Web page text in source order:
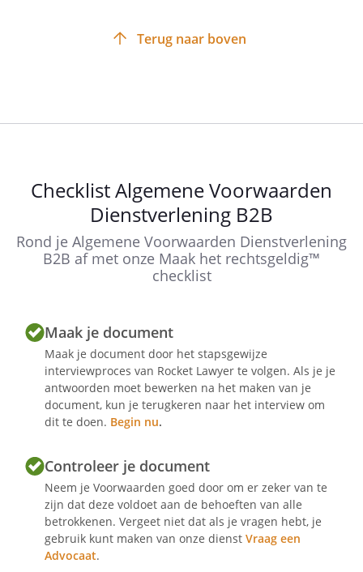
Terug naar boven
Checklist Algemene Voorwaarden
Dienstverlening B2B
Rond je Algemene Voorwaarden Dienstverlening
B2B af met onze Maak het rechtsgeldig™
checklist
Maak je document
Maak je document door het stapsgewijze
interviewproces van Rocket Lawyer te volgen. Als je je
antwoorden moet bewerken na het maken van je
document, kun je terugkeren naar het interview om
dit te doen. Begin nu.
Controleer je document
Neem je Voorwaarden goed door om er zeker van te
zijn dat deze voldoet aan de behoeften van alle
betrokkenen. Vergeet niet dat als je vragen hebt, je
gebruik kunt maken van onze dienst Vraag een
Advocaat.